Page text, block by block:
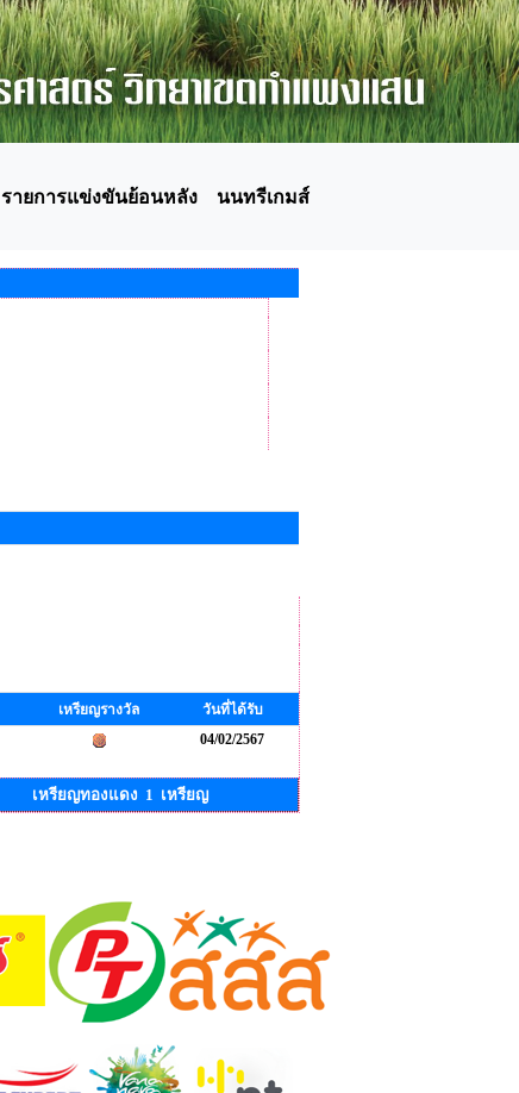
รายการแข่งขันย้อนหลัง นนทรีเกมส์
เหรียญรางวัล
วันที่ได้รับ
04/02/2567
เหรียญทองแดง 1 เหรียญ